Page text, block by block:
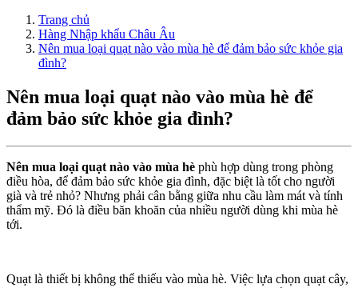
Trang chủ
Hàng Nhập khẩu Châu Âu
Nên mua loại quạt nào vào mùa hè để đảm bảo sức khỏe gia
đình?
Nên mua loại quạt nào vào mùa hè để
đảm bảo sức khỏe gia đình?
Nên mua loại quạt nào vào mùa hè phù hợp dùng trong phòng
điều hòa, để đảm bảo sức khỏe gia đình, đặc biệt là tốt cho người
già và trẻ nhỏ? Nhưng phải cân bằng giữa nhu cầu làm mát và tính
thẩm mỹ. Đó là điều băn khoăn của nhiều người dùng khi mùa hè
tới.
Quạt là thiết bị không thể thiếu vào mùa hè. Việc lựa chọn quạt cây,